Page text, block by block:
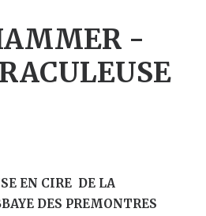
-
EN CIRE DE LA
DES PREMONTRES